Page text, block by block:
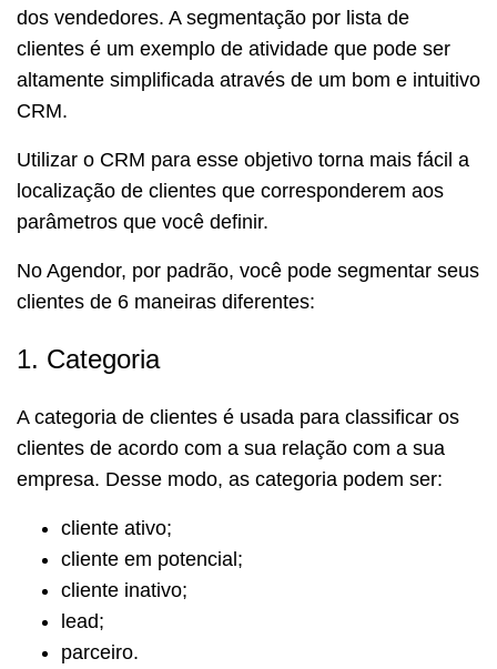
dos vendedores. A segmentação por lista de
clientes é um exemplo de atividade que pode ser
altamente simplificada através de um bom e intuitivo
CRM.
Utilizar o CRM para esse objetivo torna mais fácil a
localização de clientes que corresponderem aos
parâmetros que você definir.
No Agendor, por padrão, você pode segmentar seus
clientes de 6 maneiras diferentes:
1. Categoria
A categoria de clientes é usada para classificar os
clientes de acordo com a sua relação com a sua
empresa. Desse modo, as categoria podem ser:
cliente ativo;
cliente em potencial;
cliente inativo;
lead;
parceiro.